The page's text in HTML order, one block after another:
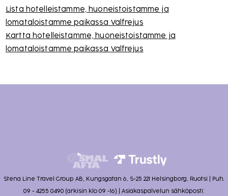
Lista hotelleistamme, huoneistoistamme ja
lomataloistamme paikassa Valfrejus
Kartta hotelleistamme, huoneistoistamme ja
lomataloistamme paikassa Valfrejus
Stena Line Travel Group AB, Kungsgatan 6, S-25 221 Helsingborg, Ruotsi | Puh.
09 - 4255 0490 (arkisin klo 09 -16) | Asiakaspalvelun sähköposti: